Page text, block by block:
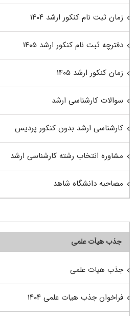
زمان ثبت نام کنکور ارشد ۱۴۰۴
دفترچه ثبت نام کنکور ارشد ۱۴۰۵
زمان کنکور ارشد ۱۴۰۵
سوالات کارشناسی ارشد
کارشناسی ارشد بدون کنکور پردیس
مشاوره انتخاب رشته کارشناسی ارشد
مصاحبه دانشگاه شاهد
جذب هیأت علمی
جذب هیات علمی
فراخوان جذب هیات علمی ۱۴۰۴